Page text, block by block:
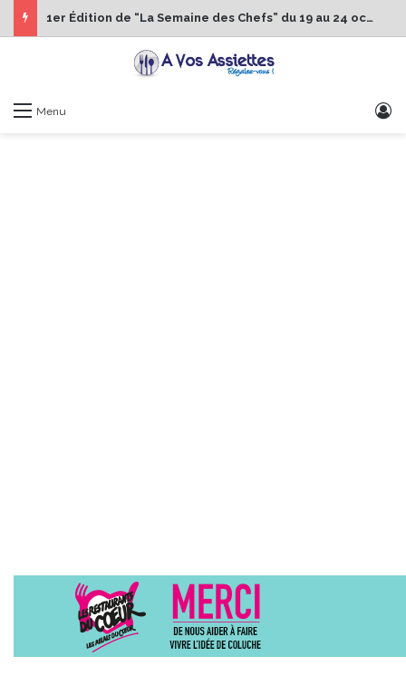
1er Édition de “La Semaine des Chefs” du 19 au 24 octobre 2026
Menu